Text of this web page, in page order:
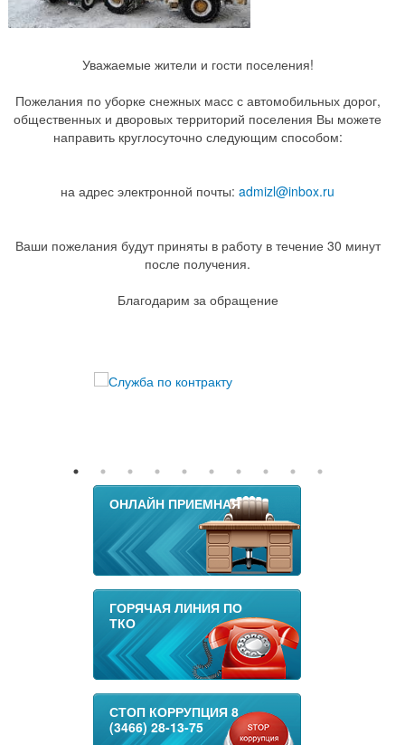
Уважаемые жители и гости поселения!
Пожелания по уборке снежных масс с автомобильных дорог,
общественных и дворовых территорий поселения Вы можете
направить круглосуточно следующим способом:
на адрес электронной почты: admizl@inbox.ru
Ваши пожелания будут приняты в работу в течение 30 минут
после получения.
Благодарим за обращение
ОНЛАЙН ПРИЕМНАЯ
ГОРЯЧАЯ ЛИНИЯ ПО
ТКО
СТОП КОРРУПЦИЯ 8
(3466) 28-13-75